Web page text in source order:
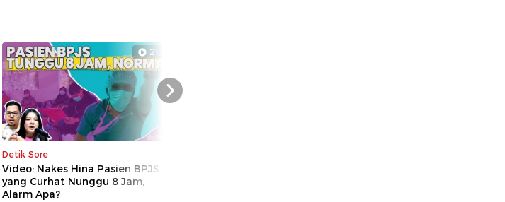
21:17
Detik Sore
Video: Nakes Hina Pasien BPJS
yang Curhat Nunggu 8 Jam,
Alarm Apa?
Next